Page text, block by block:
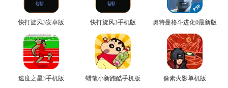
快打旋风3安卓版 快打旋风3手机版 奥特曼格斗进化0最新版
速度之星3手机版 蜡笔小新跑酷手机版 像素火影单机版